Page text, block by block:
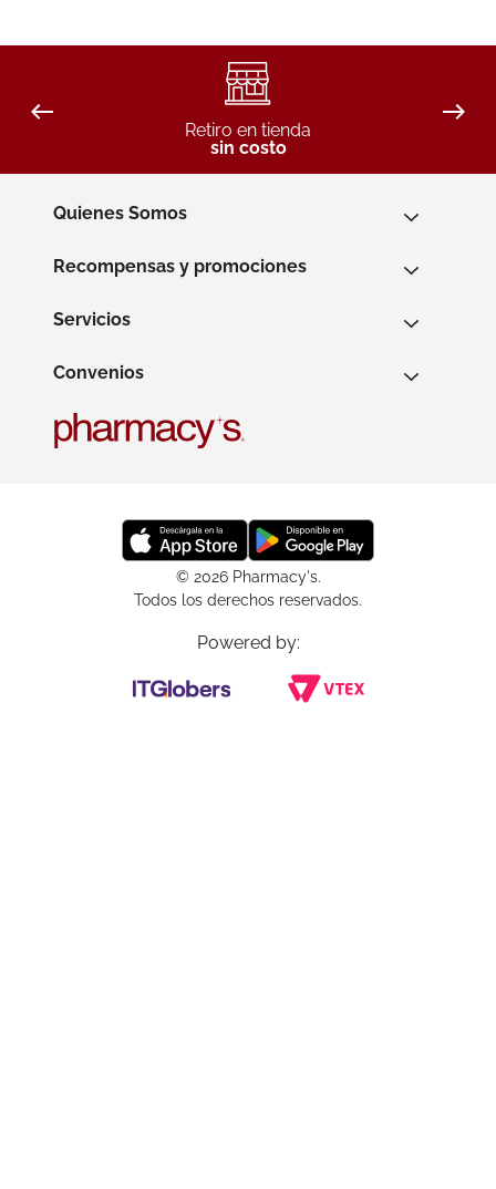
Retiro en tienda
sin costo
Quienes Somos
Recompensas y promociones
Servicios
Convenios
© 2026 Pharmacy's.
Todos los derechos reservados.
Powered by: